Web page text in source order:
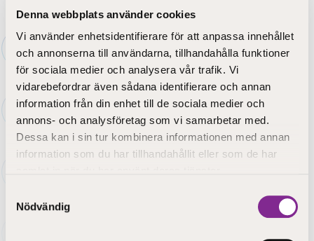
Denna webbplats använder cookies
Vi använder enhetsidentifierare för att anpassa innehållet
och annonserna till användarna, tillhandahålla funktioner
för sociala medier och analysera vår trafik. Vi
vidarebefordrar även sådana identifierare och annan
information från din enhet till de sociala medier och
annons- och analysföretag som vi samarbetar med.
Dessa kan i sin tur kombinera informationen med annan
information som du har tillhandahållit eller som de har
Nödvändig
framskrida i olika situationer under hela studietiden. Vi
vill stöda dig så att du kan nå dina mål i en trygg och
trivsam studiemiljö. Information om stöd i studierna
hittar du på nedanstående sidor:
Studerandevården
Studiehandledning
Särskilt stöd
Kurator och psykolog